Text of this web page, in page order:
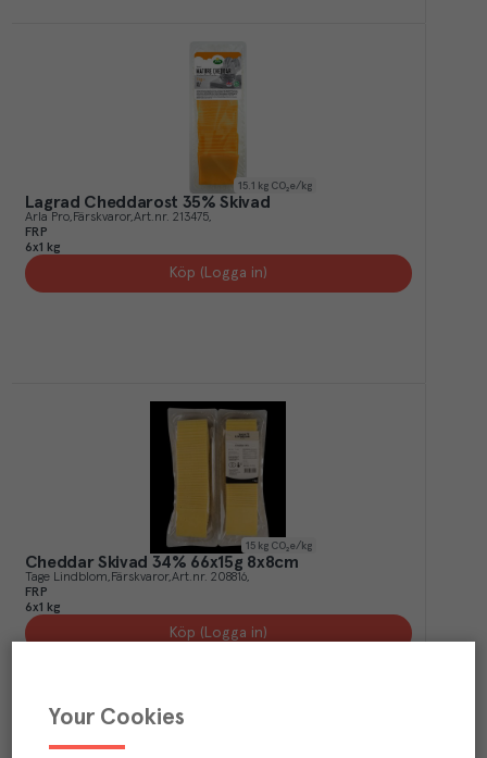
15.1 kg CO₂e/kg
Lagrad Cheddarost 35% Skivad
Arla Pro Färskvaror Art.nr. 213475
FRP
6x1 kg
Köp (Logga in)
15 kg CO₂e/kg
Cheddar Skivad 34% 66x15g 8x8cm
Tage Lindblom Färskvaror Art.nr. 208816
FRP
6x1 kg
Köp (Logga in)
Your Cookies